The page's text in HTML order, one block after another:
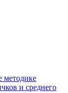
методике
и среднего